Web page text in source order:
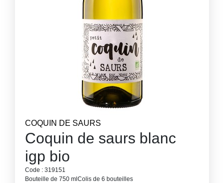
COQUIN DE SAURS
Coquin de saurs blanc
igp bio
Code : 319151
Bouteille de 750 ml Colis de 6 bouteilles